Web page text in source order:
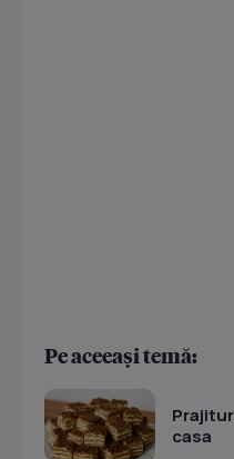
Pe aceeași temă:
casa